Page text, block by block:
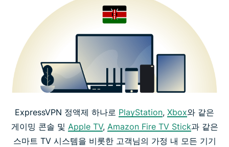
ExpressVPN 정액제 하나로 PlayStation, Xbox와 같은
게이밍 콘솔 및 Apple TV, Amazon Fire TV Stick과 같은
스마트 TV 시스템을 비롯한 고객님의 가정 내 모든 기기